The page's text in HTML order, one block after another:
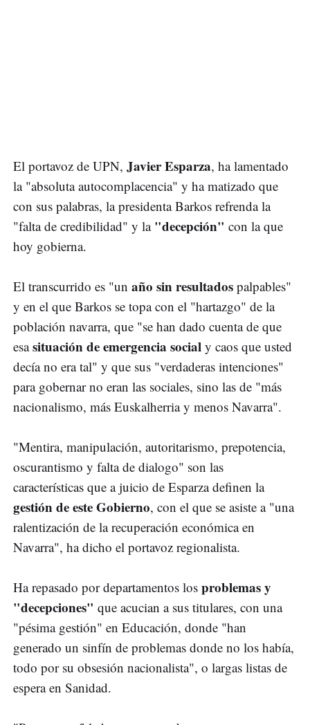
El portavoz de UPN, Javier Esparza, ha lamentado
la "absoluta autocomplacencia" y ha matizado que
con sus palabras, la presidenta Barkos refrenda la
"falta de credibilidad" y la "decepción" con la que
hoy gobierna.
El transcurrido es "un año sin resultados palpables"
y en el que Barkos se topa con el "hartazgo" de la
población navarra, que "se han dado cuenta de que
esasituación de emergencia social y caos que usted
decía no era tal" y que sus "verdaderas intenciones"
para gobernar no eran las sociales, sino las de "más
nacionalismo, más Euskalherria y menos Navarra".
"Mentira, manipulación, autoritarismo, prepotencia,
oscurantismo y falta de dialogo" son las
características que a juicio de Esparza definen la
gestión de este Gobierno, con el que se asiste a "una
ralentización de la recuperación económica en
Navarra", ha dicho el portavoz regionalista.
Ha repasado por departamentos los problemas y
"decepciones" que acucian a sus titulares, con una
"pésima gestión" en Educación, donde "han
generado un sinfín de problemas donde no los había,
todo por su obsesión nacionalista", o largas listas de
espera en Sanidad.